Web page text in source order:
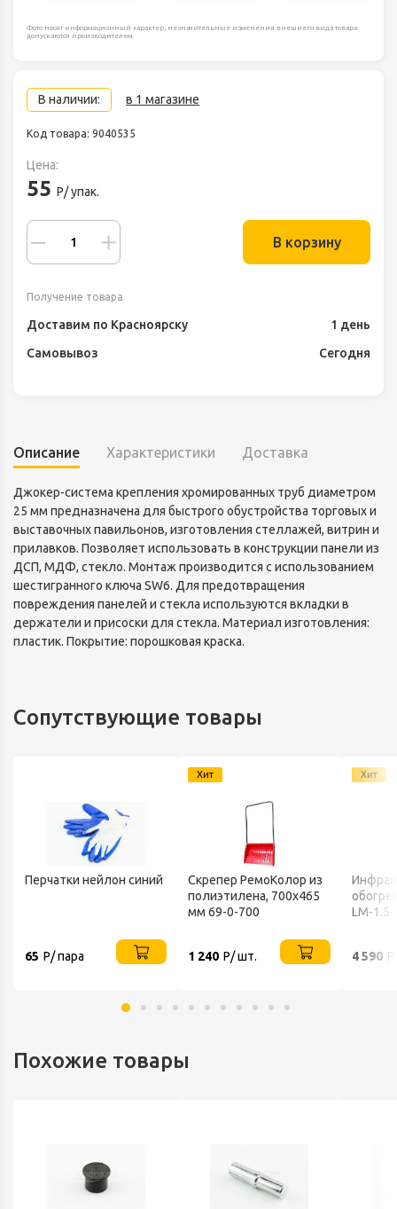
Фото носят информационный характер, незначительные изменения внешнего вида товара
допускаются производителем.
В наличии: в 1 магазине
Код товара: 9040535
Цена:
55 Р/ упак.
В корзину
Получение товара
Доставим по Красноярску
1 день
Самовывоз
Сегодня
Описание Характеристики Доставка
Джокер-система крепления хромированных труб диаметром
25 мм предназначена для быстрого обустройства торговых и
выставочных павильонов, изготовления стеллажей, витрин и
прилавков. Позволяет использовать в конструкции панели из
ДСП, МДФ, стекло. Монтаж производится с использованием
шестигранного ключа SW6. Для предотвращения
повреждения панелей и стекла используются вкладки в
держатели и присоски для стекла. Материал изготовления:
пластик. Покрытие: порошковая краска.
Сопутствующие товары
Перчатки нейлон синий
65 Р/ пара
Хит
Скрепер РемоКолор из
полиэтилена, 700x465
мм 69-0-700
1 240 Р/ шт.
Хит
LM-
4 590
Похожие товары